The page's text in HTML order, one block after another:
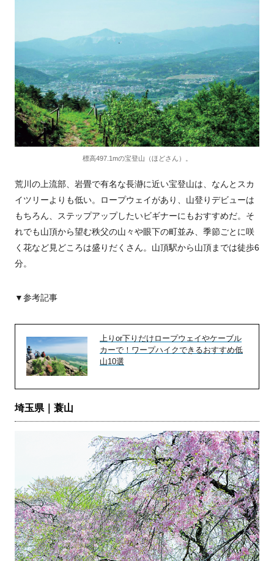
標高497.1mの宝登山（ほどさん）。
荒川の上流部、岩畳で有名な長瀞に近い宝登山は、なんとスカ
イツリーよりも低い。ロープウェイがあり、山登りデビューは
もちろん、ステップアップしたいビギナーにもおすすめだ。そ
れでも山頂から望む秩父の山々や眼下の町並み、季節ごとに咲
く花など見どころは盛りだくさん。山頂駅から山頂までは徒歩6
分。
▼参考記事
上りor下りだけロープウェイやケーブル
カーで！ワープハイクできるおすすめ低
山10選
埼玉県｜蓑山